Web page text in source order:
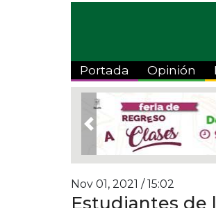
Portada Opinión
Previous
Nov 01, 2021 / 15:02
Estudiantes de